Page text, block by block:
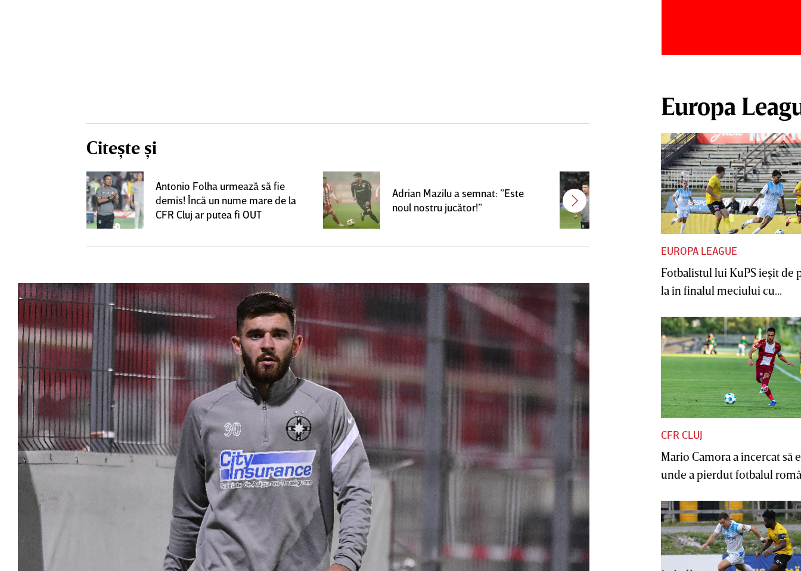
Citește și
Antonio Folha urmează să fie
demis! Încă un nume mare de la
CFR Cluj ar putea fi OUT
Adrian Mazilu a semnat: ”Este
noul nostru jucător!”
Antonio Folha a fost demis de la
CFR Cluj! Alţi 3 jucători sunt OUT
Europa
EUROPA LEAGUE
Fotbalistul lui KuPS ieşit de
la în finalul meciului cu...
CFR CLUJ
Mario Camora a încercat să
unde a pierdut fotbalul